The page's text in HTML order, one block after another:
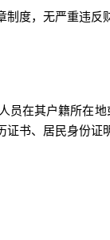
度，无严重违反
在其户籍所在
书、居民身份证